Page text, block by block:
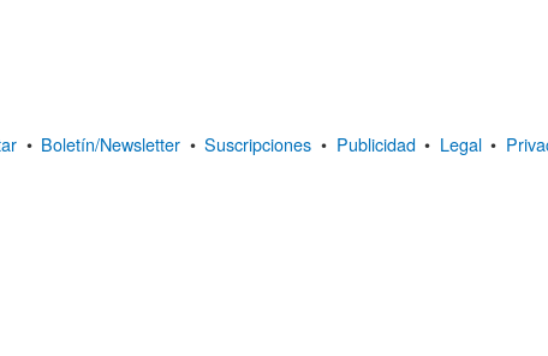
• Boletín/Newsletter • Suscripciones • Publicidad • Legal •